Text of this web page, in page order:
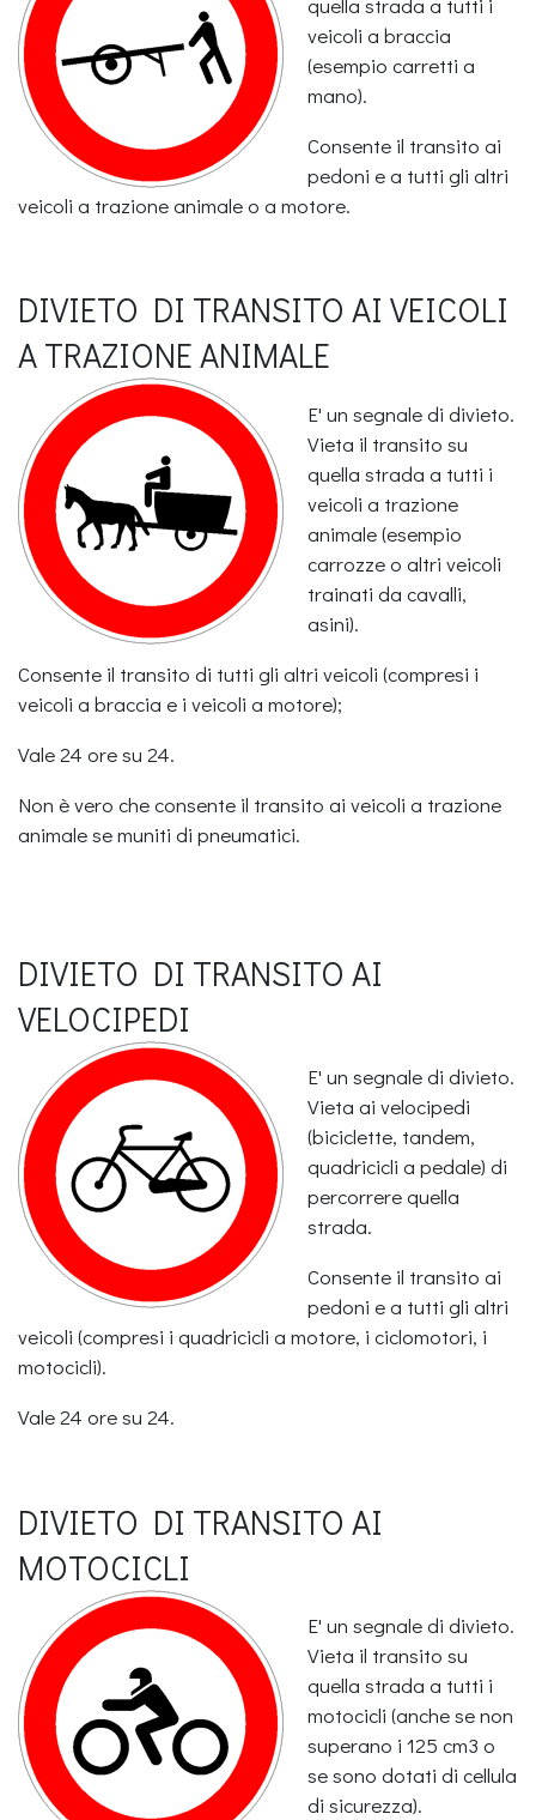
quella strada a tutti i
veicoli a braccia
(esempio carretti a
mano).
Consente il transito ai
pedoni e a tutti gli altri
veicoli a trazione animale o a motore.
DIVIETO DI TRANSITO AI VEICOLI
A TRAZIONE ANIMALE
E' un segnale di divieto.
Vieta il transito su
quella strada a tutti i
veicoli a trazione
animale (esempio
carrozze o altri veicoli
trainati da cavalli,
asini).
Consente il transito di tutti gli altri veicoli (compresi i
veicoli a braccia e i veicoli a motore);
Vale 24 ore su 24.
Non è vero che consente il transito ai veicoli a trazione
animale se muniti di pneumatici.
DIVIETO DI TRANSITO AI
VELOCIPEDI
E' un segnale di divieto.
Vieta ai velocipedi
(biciclette, tandem,
quadricicli a pedale) di
percorrere quella
strada.
Consente il transito ai
pedoni e a tutti gli altri
veicoli (compresi i quadricicli a motore, i ciclomotori, i
motocicli).
Vale 24 ore su 24.
DIVIETO DI TRANSITO AI
MOTOCICLI
E' un segnale di divieto.
Vieta il transito su
quella strada a tutti i
motocicli (anche se non
superano i 125 cm3 o
se sono dotati di cellula
di sicurezza).